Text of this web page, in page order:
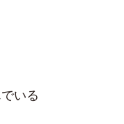
いる